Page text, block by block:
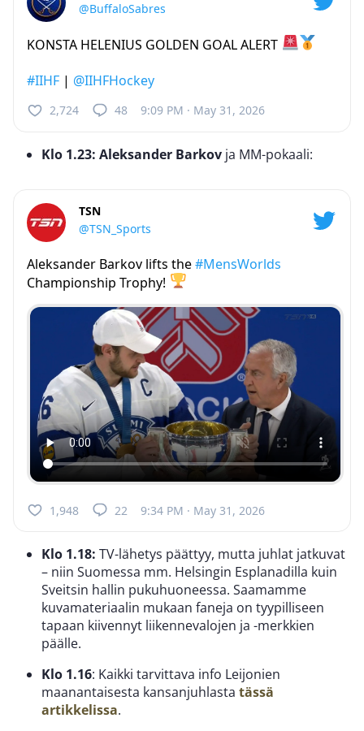
@BuffaloSabres
KONSTA HELENIUS GOLDEN GOAL ALERT
#IIHF | @IIHFHockey
2,724 48 9:09 PM · May 31, 2026
Klo 1.23: Aleksander Barkov ja MM-pokaali:
TSN
@TSN_Sports
Aleksander Barkov lifts the#MensWorlds
Championship Trophy!
1,948 22 9:34 PM · May 31, 2026
Klo 1.18: TV-lähetys päättyy, mutta juhlat jatkuvat
– niin Suomessa mm. Helsingin Esplanadilla kuin
Sveitsin hallin pukuhuoneessa. Saamamme
kuvamateriaalin mukaan faneja on tyypilliseen
tapaan kiivennyt liikennevalojen ja -merkkien
päälle.
Klo 1.16: Kaikki tarvittava info Leijonien
maanantaisesta kansanjuhlasta tässä
artikkelissa.